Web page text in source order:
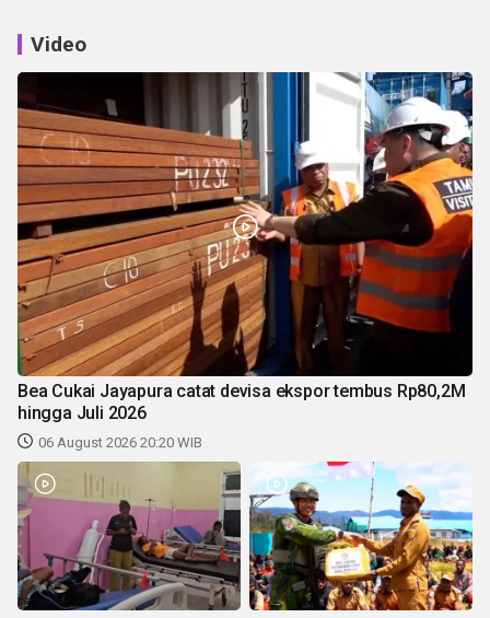
Video
Bea Cukai Jayapura catat devisa ekspor tembus Rp80,2M
hingga Juli 2026
06 August 2026 20:20 WIB